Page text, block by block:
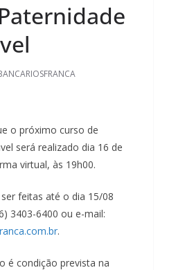
o próximo curso de
será realizado dia 16 de
virtual, às 19h00.
feitas até o dia 15/08
3403-6400 ou e-mail:
.
é condição prevista na